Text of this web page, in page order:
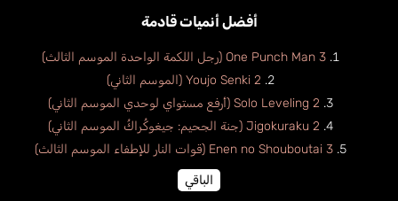
أفضل أنميات قادمة
One Punch Man 3 (رجل اللكمة الواحدة الموسم الثالث)
Youjo Senki 2 (الموسم الثاني)
Solo Leveling 2 (أرفع مستواي لوحدي الموسم الثاني)
Jigokuraku 2 (جنة الجحيم: جيغوكُراكُ الموسم الثاني)
Enen no Shouboutai 3 (قوات النار للإطفاء الموسم الثالث)
الباقي